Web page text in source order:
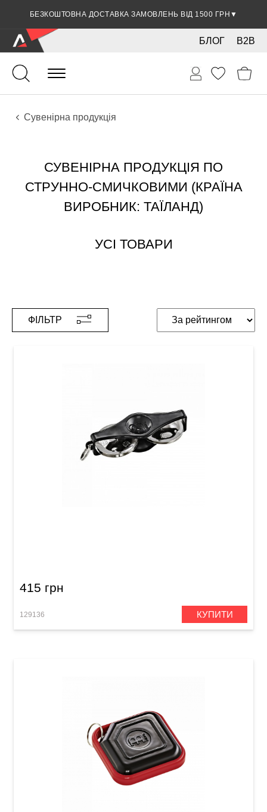
БЕЗКОШТОВНА ДОСТАВКА ЗАМОВЛЕНЬ ВІД 1500 ГРН ▼
B2B
БЛОГ
Струнно-смичкові
Аксесуари
Сувенірна продукція
СУВЕНІРНА ПРОДУКЦІЯ ПО
СТРУННО-СМИЧКОВИМИ (КРАЇНА
ВИРОБНИК: ТАЇЛАНД)
УСІ ТОВАРИ
ФІЛЬТР
415 грн
129136 КУПИТИ